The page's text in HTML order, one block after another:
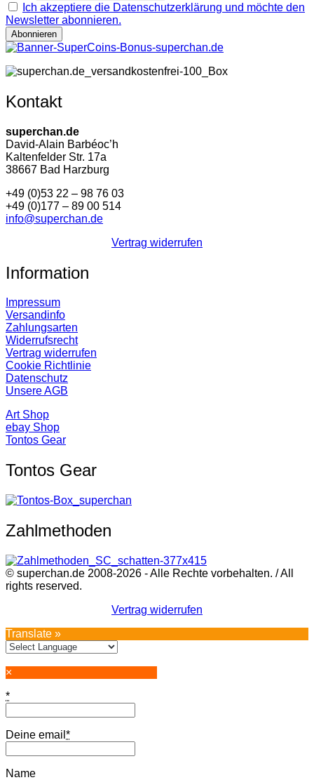
Ich akzeptiere die Datenschutzerklärung und möchte den
Newsletter abonnieren.
Kontakt
superchan.de
David-Alain Barbéoc’h
Kaltenfelder Str. 17a
38667 Bad Harzburg
+49 (0)53 22 – 98 76 03
+49 (0)177 – 89 00 514
info@superchan.de
Vertrag widerrufen
Information
Impressum
Versandinfo
Zahlungsarten
Widerrufsrecht
Vertrag widerrufen
Cookie Richtlinie
Datenschutz
Unsere AGB
Art Shop
ebay Shop
Tontos Gear
Tontos Gear
Zahlmethoden
© superchan.de 2008-2026 - Alle Rechte vorbehalten. / All
rights reserved.
Vertrag widerrufen
Translate »
×
*
Deine email *
Name